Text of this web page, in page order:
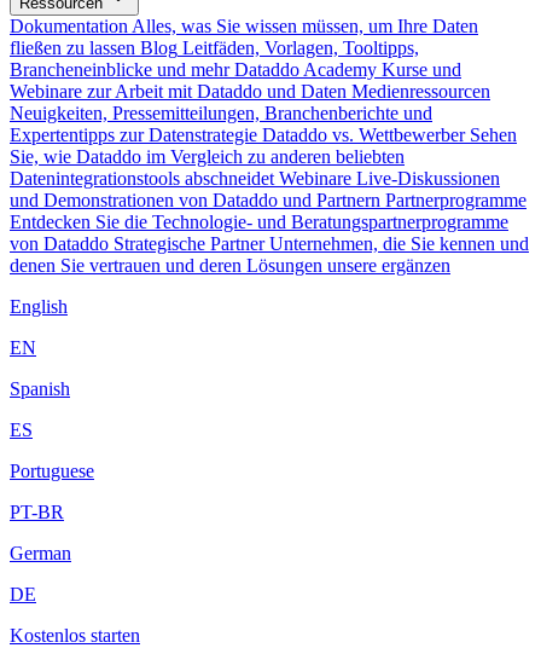
Dokumentation Alles, was Sie wissen müssen, um Ihre Daten
fließen zu lassen Blog Leitfäden, Vorlagen, Tooltipps,
Brancheneinblicke und mehr Dataddo Academy Kurse und
Webinare zur Arbeit mit Dataddo und Daten Medienressourcen
Neuigkeiten, Pressemitteilungen, Branchenberichte und
Expertentipps zur Datenstrategie Dataddo vs. Wettbewerber Sehen
Sie, wie Dataddo im Vergleich zu anderen beliebten
Datenintegrationstools abschneidet Webinare Live-Diskussionen
und Demonstrationen von Dataddo und Partnern Partnerprogramme
Entdecken Sie die Technologie- und Beratungspartnerprogramme
von Dataddo Strategische Partner Unternehmen, die Sie kennen und
denen Sie vertrauen und deren Lösungen unsere ergänzen
English
EN
Spanish
ES
Portuguese
PT-BR
German
DE
Kostenlos starten